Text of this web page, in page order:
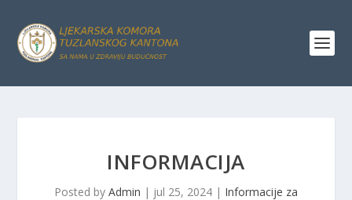
INFORMACIJA
Posted by Admin | jul 25, 2024 | Informacije za